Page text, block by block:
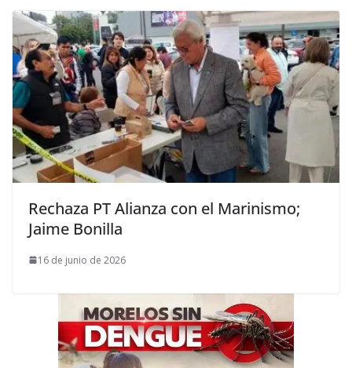
Rechaza PT Alianza con el Marinismo;
Jaime Bonilla
16 de junio de 2026